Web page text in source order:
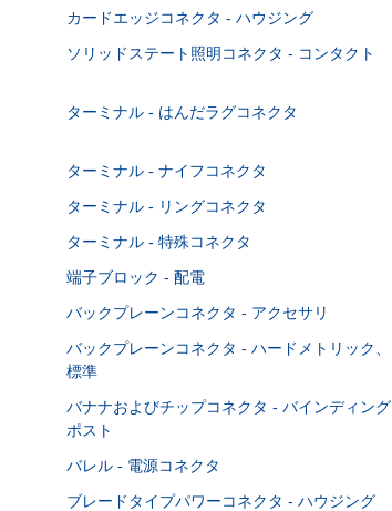
カードエッジコネクタ - ハウジング
ソリッドステート照明コネクタ - コンタクト
ターミナル - はんだラグコネクタ
ターミナル - ナイフコネクタ
ターミナル - リングコネクタ
ターミナル - 特殊コネクタ
端子ブロック - 配電
バックプレーンコネクタ - アクセサリ
バックプレーンコネクタ - ハードメトリック、
標準
バナナおよびチップコネクタ - バインディング
ポスト
バレル - 電源コネクタ
ブレードタイプパワーコネクタ - ハウジング